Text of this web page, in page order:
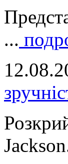
...